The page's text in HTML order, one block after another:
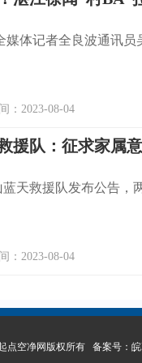
媒体记者全良波通讯员
2023-08-04
天救援队发布公告，
2023-08-04
点空净网版权所有 备案号：